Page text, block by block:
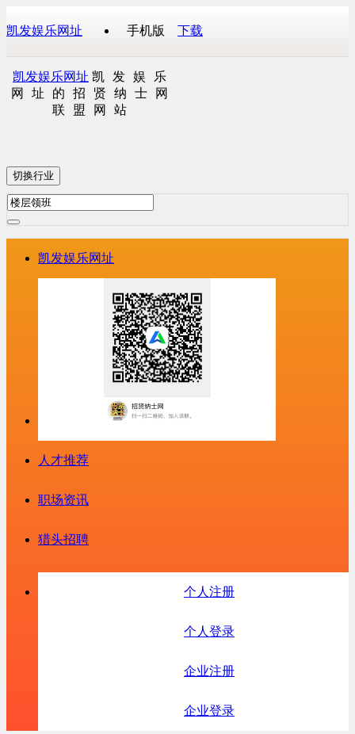
凯发娱乐网址 手机版 下载
凯发娱乐网址 凯发娱乐
网址的招贤纳士网
联盟网站
切换行业
凯发娱乐网址
人才推荐
职场资讯
猎头招聘
个人注册
个人登录
企业注册
企业登录